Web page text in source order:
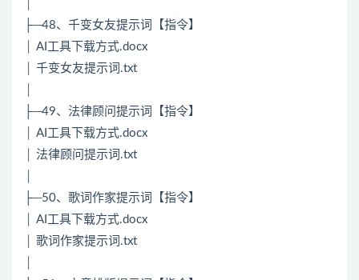
├─48、千变女友提示词【指令】
│ AI工具下载方式.docx
│ 千变女友提示词.txt
├─49、法律顾问提示词【指令】
│ AI工具下载方式.docx
│ 法律顾问提示词.txt
├─50、歌词作家提示词【指令】
│ AI工具下载方式.docx
│ 歌词作家提示词.txt